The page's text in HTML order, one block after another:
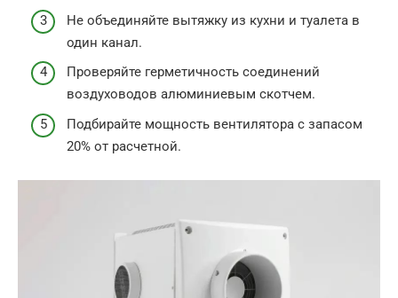
Не объединяйте вытяжку из кухни и туалета в
один канал.
Проверяйте герметичность соединений
воздуховодов алюминиевым скотчем.
Подбирайте мощность вентилятора с запасом
20% от расчетной.